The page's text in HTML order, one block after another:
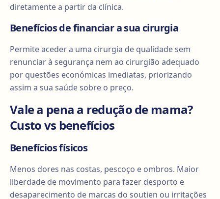
diretamente a partir da clínica.
Benefícios de financiar a sua cirurgia
Permite aceder a uma cirurgia de qualidade sem
renunciar à segurança nem ao cirurgião adequado
por questões económicas imediatas, priorizando
assim a sua saúde sobre o preço.
Vale a pena a redução de mama?
Custo vs benefícios
Benefícios físicos
Menos dores nas costas, pescoço e ombros. Maior
liberdade de movimento para fazer desporto e
desaparecimento de marcas do soutien ou irritações